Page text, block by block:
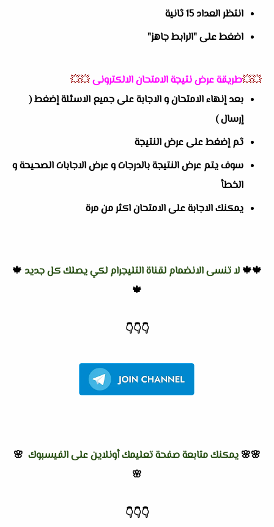
انتظر العداد 15 ثانية
اضغط على "الرابط جاهز"
💥💥طريقة عرض نتيجة الامتحان الالكترونى💥💥
بعد إنهاء الامتحان و الاجابة على جميع الاسئلة إضغط (
إرسال )
ثم إضغط على عرض النتيجة
سوف يتم عرض النتيجة بالدرجات و عرض الاجابات الصحيحة و
الخطأ
يمكنك الاجابة على الامتحان اكثر من مرة
🍁🍁 لا تنسى الانضمام لقناة التليجرام لكي يصلك كل جديد 🍁
🍁
👇
👇
👇
🌸🌸 يمكنك متابعة صفحة تعليمك أونلاين على الفيسبوك 🌸
🌸
👇
👇
👇